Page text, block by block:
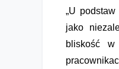
„U
jako
bliskość